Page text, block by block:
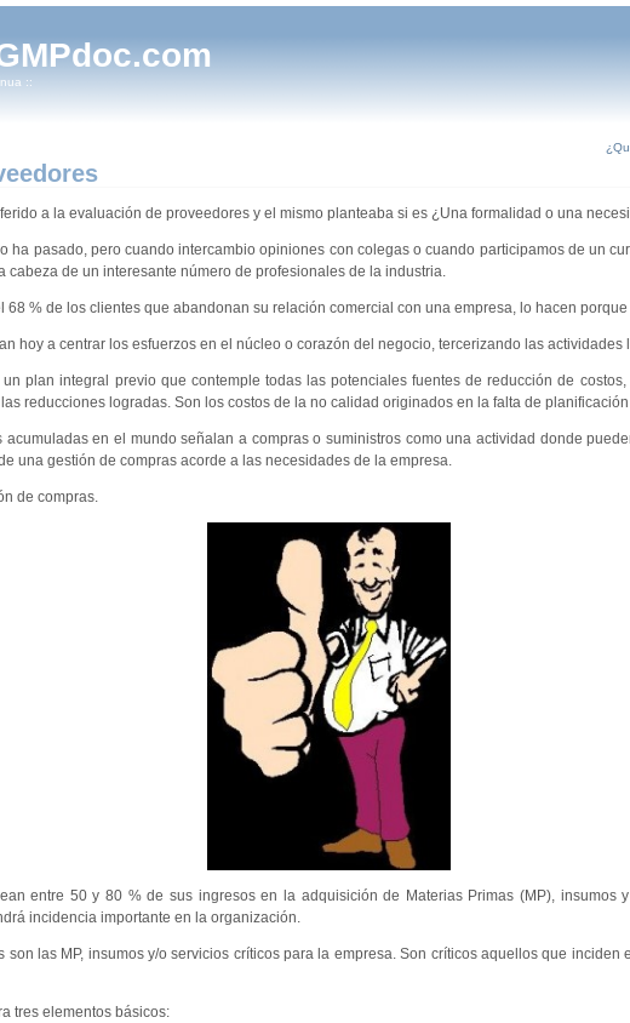
::
a la evaluación de proveedores y el mismo planteaba si es ¿Una formalidad o una
ha pasado, pero cuando intercambio opiniones con colegas o cuando participamos de un
cabeza de un interesante número de profesionales de la industria.
68 % de los clientes que abandonan su relación comercial con una empresa, lo hacen
hoy a centrar los esfuerzos en el núcleo o corazón del negocio, tercerizando las actividades
plan integral previo que contemple todas las potenciales fuentes de reducción de
reducciones logradas. Son los costos de la no calidad originados en la falta de
acumuladas en el mundo señalan a compras o suministros como una actividad donde
una gestión de compras acorde a las necesidades de la empresa.
de compras.
entre 50 y 80 % de sus ingresos en la adquisición de Materias Primas (MP), insumos
incidencia importante en la organización.
son las MP, insumos y/o servicios críticos para la empresa. Son críticos aquellos que
tres elementos básicos: